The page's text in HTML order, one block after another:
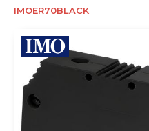
IMOER70BLACK